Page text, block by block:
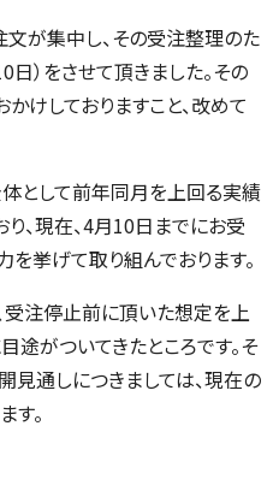
が集中し、その受注整理のた
）をさせて頂きました。その
けしておりますこと、改めて
として前年同月を上回る実績
、現在、4月10日までにお受
挙げて取り組んでおります。
受注停止前に頂いた想定を上
がついてきたところです。そ
見通しにつきましては、現在の
す。